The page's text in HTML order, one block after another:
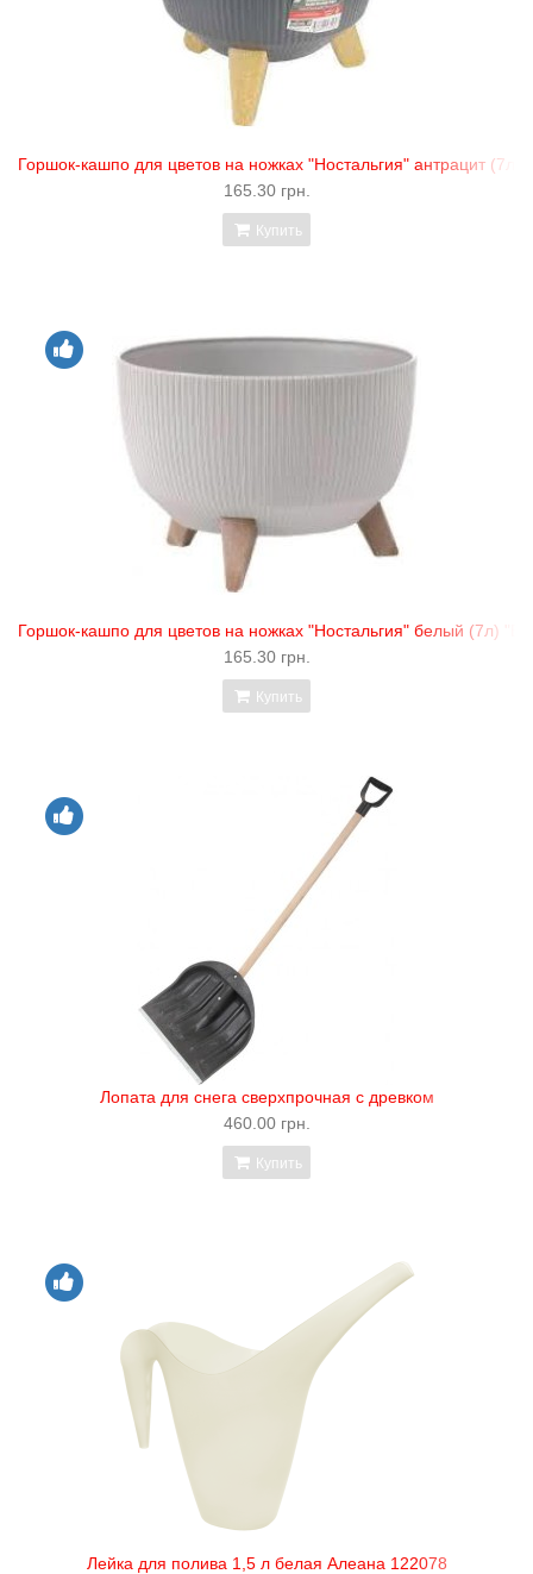
Горшок-кашпо для цветов на ножках "Ностальгия" антрацит (7л)
165.30 грн.
Купить
Горшок-кашпо для цветов на ножках "Ностальгия" белый (7л)
165.30 грн.
Купить
Лопата для снега сверхпрочная с древком
460.00 грн.
Купить
Лейка для полива 1,5 л белая Алеана 122078